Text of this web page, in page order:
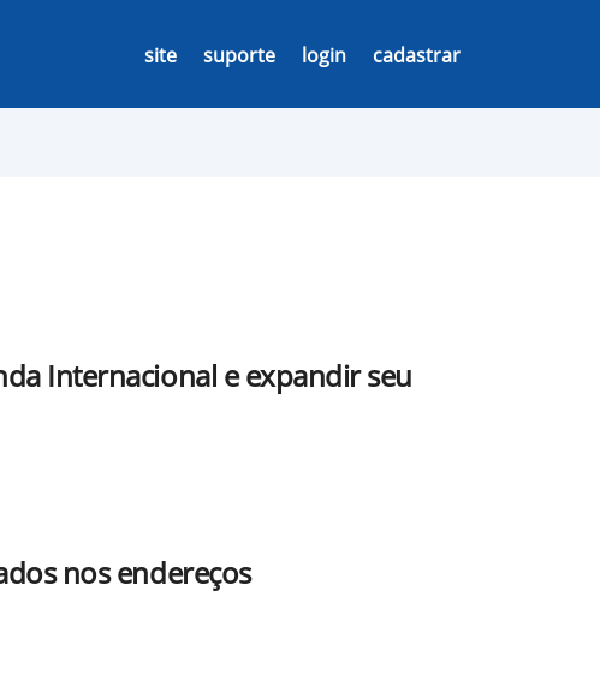
site suporte login cadastrar
Internacional e expandir seu
nos endereços